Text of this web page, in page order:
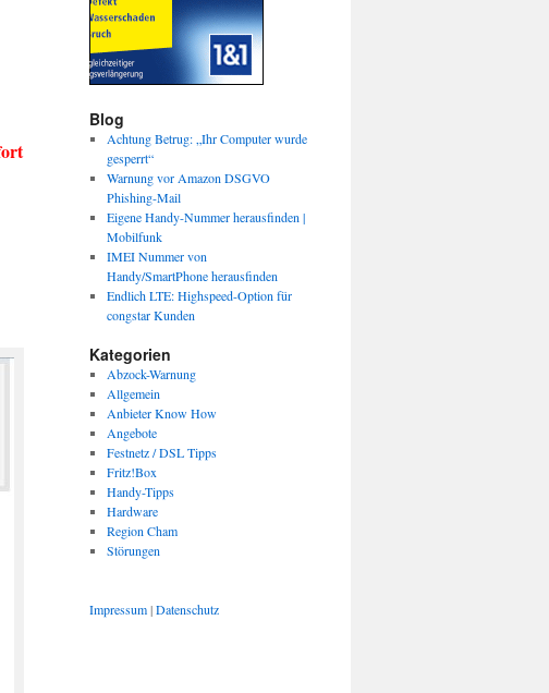
Blog
Achtung Betrug: „Ihr Computer wurde
gesperrt“
Warnung vor Amazon DSGVO
Phishing-Mail
Eigene Handy-Nummer herausfinden |
Mobilfunk
IMEI Nummer von
Handy/SmartPhone herausfinden
Endlich LTE: Highspeed-Option für
congstar Kunden
Kategorien
Abzock-Warnung
Allgemein
Anbieter Know How
Angebote
Festnetz / DSL Tipps
Fritz!Box
Handy-Tipps
Hardware
Region Cham
Störungen
Impressum|Datenschutz